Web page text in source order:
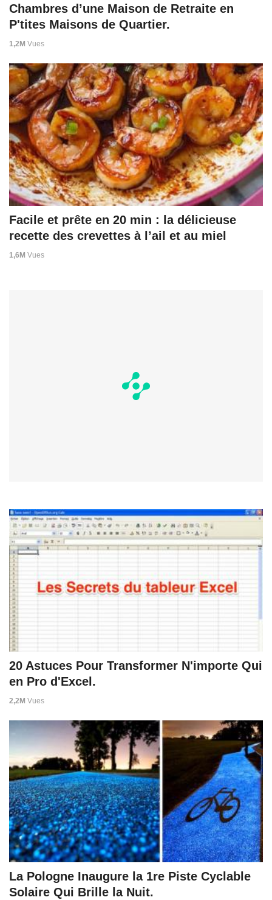
Chambres d’une Maison de Retraite en
P'tites Maisons de Quartier.
1,2M Vues
Facile et prête en 20 min : la délicieuse
recette des crevettes à l’ail et au miel
1,6M Vues
20 Astuces Pour Transformer N'importe Qui
en Pro d'Excel.
2,2M Vues
La Pologne Inaugure la 1re Piste Cyclable
Solaire Qui Brille la Nuit.